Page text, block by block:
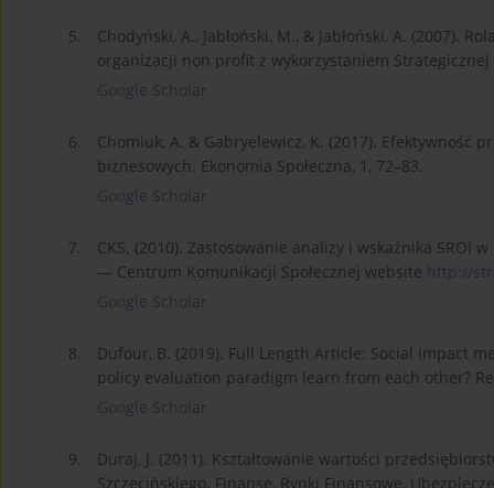
5.
Chodyński, A., Jabłoński, M., & Jabłoński, A. (2007).
organizacji non profit z wykorzystaniem Strategicznej
Google Scholar
6.
Chomiuk, A. & Gabryelewicz, K. (2017). Efektywność
biznesowych. Ekonomia Społeczna, 1, 72–83.
Google Scholar
7.
CKS. (2010). Zastosowanie analizy i wskaźnika SROI
— Centrum Komunikacji Społecznej website http://
Google Scholar
8.
Dufour, B. (2019). Full Length Article: Social impact
policy evaluation paradigm learn from each other?
Google Scholar
9.
Duraj, J. (2011). Kształtowanie wartości
Szczecińskiego. Finanse, Rynki Finansowe,